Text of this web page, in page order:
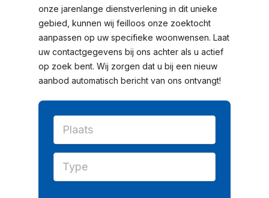
onze jarenlange dienstverlening in dit unieke
gebied, kunnen wij feilloos onze zoektocht
aanpassen op uw specifieke woonwensen. Laat
uw contactgegevens bij ons achter als u actief
op zoek bent. Wij zorgen dat u bij een nieuw
aanbod automatisch bericht van ons ontvangt!